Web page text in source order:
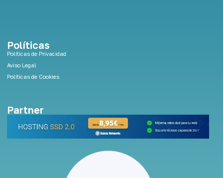
Políticas
Políticas de Privacidad
Aviso Legal
Políticas de Cookies
Partner